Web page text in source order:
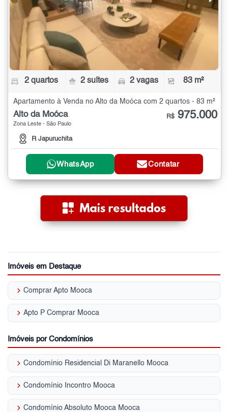
2 quartos 2 suítes 2 vagas 83 m²
Apartamento à Venda no Alto da Moóca com 2 quartos - 83 m²
Alto da Moóca
Zona Leste - São Paulo
R Japuruchita
R$ 975.000
WhatsApp Contatar
Imóveis em Destaque
keyboard_arrow_right Comprar Apto Mooca
keyboard_arrow_right Apto P Comprar Mooca
Imóveis por Condomínios
keyboard_arrow_right Condomínio Residencial Di Maranello Mooca
keyboard_arrow_right Condomínio Incontro Mooca
keyboard_arrow_right Condomínio Absoluto Mooca Mooca